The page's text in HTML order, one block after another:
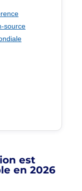
source
est
en 2026